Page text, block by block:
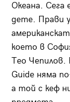
Океана. Сега
дете. Прави
което в
Тео Чепилов.
Guide няма
a той с кеф